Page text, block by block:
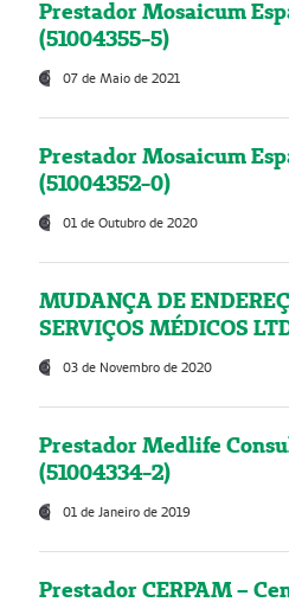
Prestador Mosaicum
(51004355-5)
07 de Maio de 2021
Prestador Mosaicum
(51004352-0)
01 de Outubro de 2020
MUDANÇA DE
SERVIÇOS MÉDICOS
03 de Novembro de 2020
Prestador Medlife
(51004334-2)
01 de Janeiro de 2019
Prestador CERPAM –